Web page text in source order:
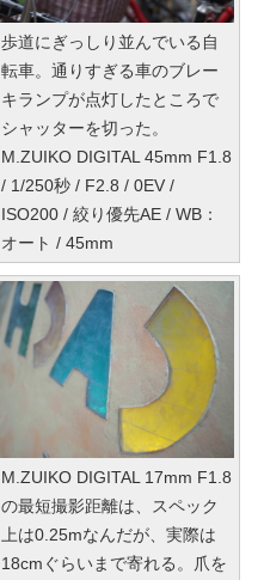
歩道にぎっしり並んでいる自
転車。通りすぎる車のブレー
キランプが点灯したところで
シャッターを切った。
M.ZUIKO DIGITAL 45mm F1.8
/ 1/250秒 / F2.8 / 0EV /
ISO200 / 絞り優先AE / WB：
オート / 45mm
M.ZUIKO DIGITAL 17mm F1.8
の最短撮影距離は、スペック
上は0.25mなんだが、実際は
18cmぐらいまで寄れる。爪を